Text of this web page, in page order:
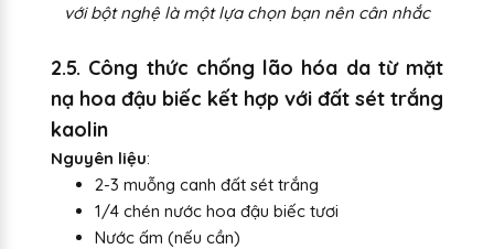
với bột nghệ là một lựa chọn bạn nên cân nhắc
2.5. Công thức chống lão hóa da từ mặt
nạ hoa đậu biếc kết hợp với đất sét trắng
kaolin
Nguyên liệu:
2-3 muỗng canh đất sét trắng
1/4 chén nước hoa đậu biếc tươi
Nước ấm (nếu cần)